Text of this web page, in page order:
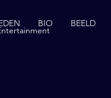
BIO BEELD